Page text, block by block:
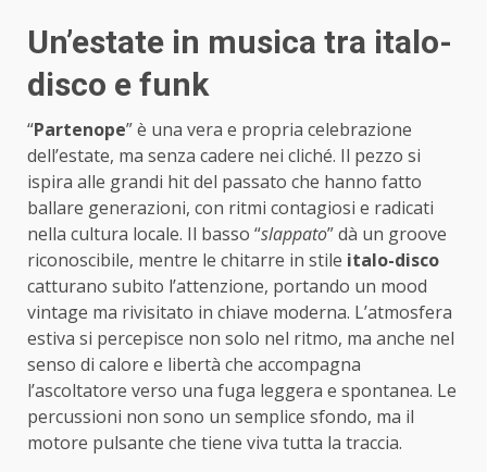
Un’estate in musica tra italo-
disco e funk
“Partenope” è una vera e propria celebrazione
dell’estate, ma senza cadere nei cliché. Il pezzo si
ispira alle grandi hit del passato che hanno fatto
ballare generazioni, con ritmi contagiosi e radicati
nella cultura locale. Il basso “slappato” dà un groove
riconoscibile, mentre le chitarre in stile italo-disco
catturano subito l’attenzione, portando un mood
vintage ma rivisitato in chiave moderna. L’atmosfera
estiva si percepisce non solo nel ritmo, ma anche nel
senso di calore e libertà che accompagna
l’ascoltatore verso una fuga leggera e spontanea. Le
percussioni non sono un semplice sfondo, ma il
motore pulsante che tiene viva tutta la traccia.